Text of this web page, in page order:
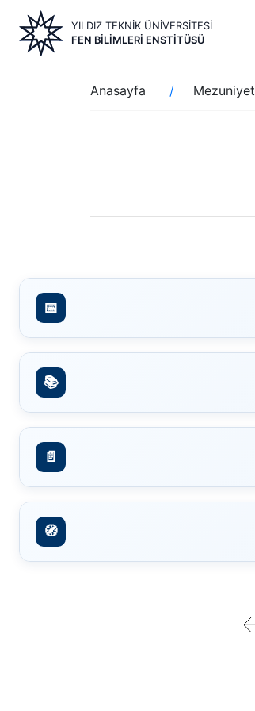
içeriğe
YILDIZ TEKNİK ÜNİVERSİTESİ
FEN BILIMLERI ENSTITÜSÜ
Sayfa
yolu
Anasayfa Mezuniyet
📅
📚
📄
🧭